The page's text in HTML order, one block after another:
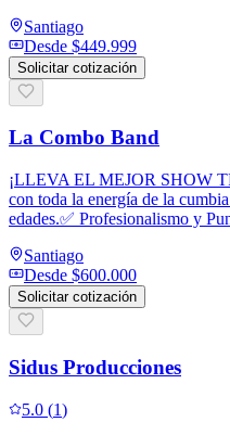
Santiago
Desde $449.999
Solicitar cotización
La Combo Band
¡LLEVA EL MEJOR SHOW
con toda la energía de la
edades.✅ Profesionalismo y
Santiago
Desde $600.000
Solicitar cotización
Sidus Producciones
5.0 (1)